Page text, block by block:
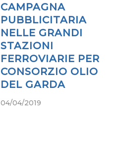
CAMPAGNA
PUBBLICITARIA
NELLE GRANDI
STAZIONI
FERROVIARIE PER
CONSORZIO OLIO
DEL GARDA
04/04/2019